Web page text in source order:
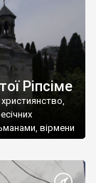
Ріпсіме
вірмени